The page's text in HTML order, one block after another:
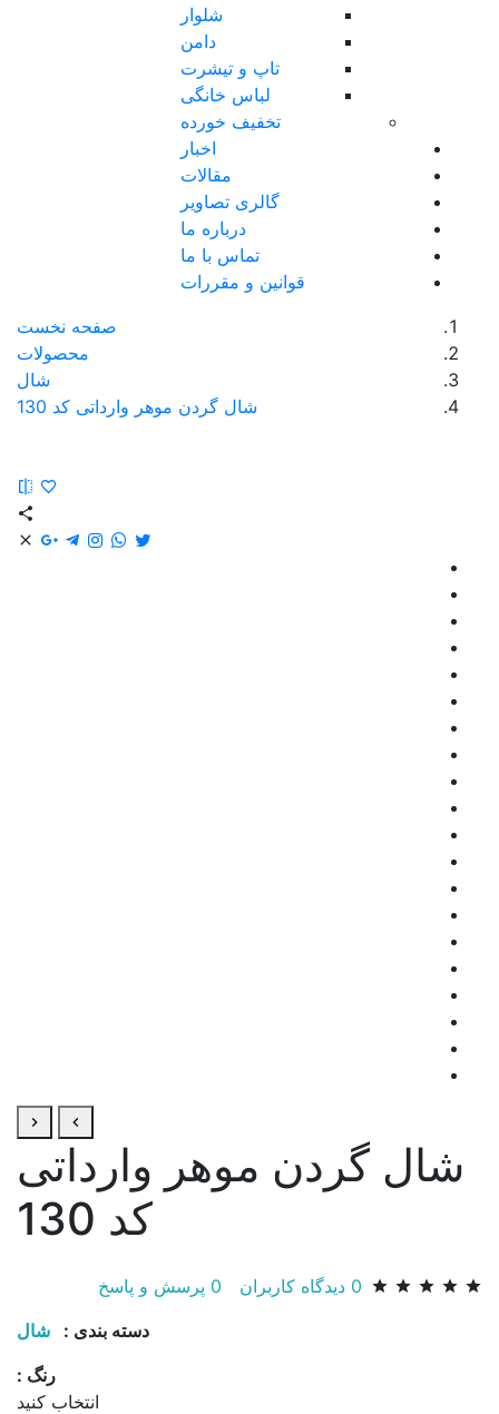
شلوار
دامن
تاپ و تیشرت
لباس خانگی
تخفیف خورده
اخبار
مقالات
گالری تصاویر
درباره ما
تماس با ما
قوانین و مقررات
صفحه نخست
محصولات
شال
شال گردن موهر وارداتی کد 130
شال گردن موهر وارداتی
کد 130
0 دیدگاه کاربران 0 پرسش و پاسخ
دسته بندی :
شال
رنگ :
انتخاب کنید